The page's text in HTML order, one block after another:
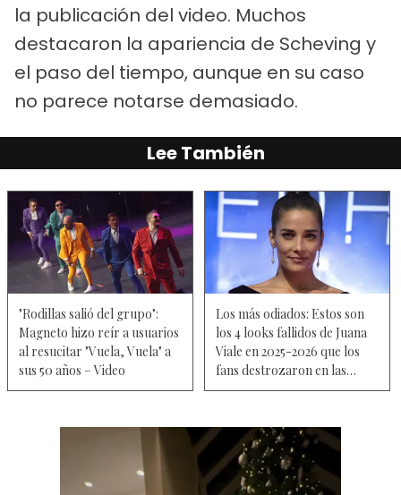
la publicación del video. Muchos
destacaron la apariencia de Scheving y
el paso del tiempo, aunque en su caso
no parece notarse demasiado.
Lee También
"Rodillas salió del grupo":
Magneto hizo reír a usuarios
al resucitar "Vuela, Vuela" a
sus 50 años – Video
Los más odiados: Estos son
los 4 looks fallidos de Juana
Viale en 2025-2026 que los
fans destrozaron en las
redes sociales